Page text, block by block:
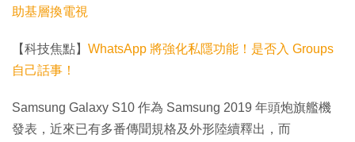
助基層換電視
【科技焦點】 WhatsApp 將強化私隱功能！是否入 Groups
自己話事！
Samsung Galaxy S10 作為 Samsung 2019 年頭炮旗艦機
發表，近來已有多番傳聞規格及外形陸續釋出，而